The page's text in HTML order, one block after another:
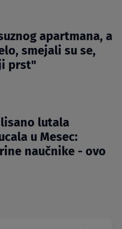
apartmana, a
smejali su se,
prst"
lutala
u Mesec:
naučnike - ovo